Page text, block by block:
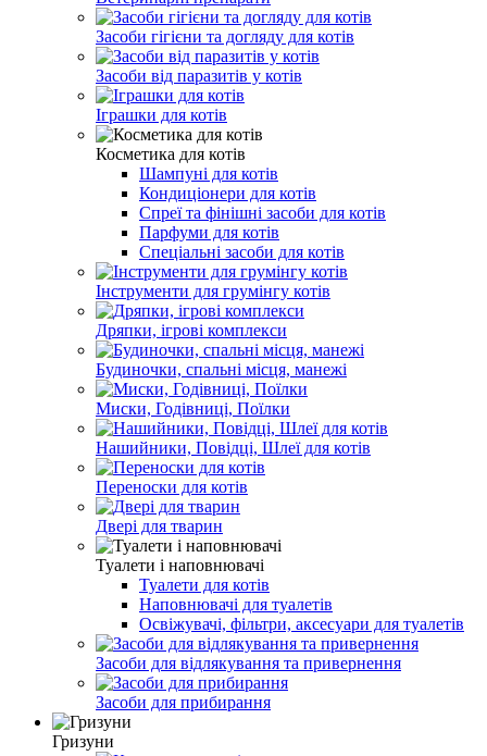
Засоби гігієни та догляду для котів
Засоби від паразитів у котів
Іграшки для котів
Косметика для котів
Шампуні для котів
Кондиціонери для котів
Спреї та фінішні засоби для котів
Парфуми для котів
Спеціальні засоби для котів
Інструменти для грумінгу котів
Дряпки, ігрові комплекси
Будиночки, спальні місця, манежі
Миски, Годівниці, Поїлки
Нашийники, Повідці, Шлеї для котів
Переноски для котів
Двері для тварин
Туалети і наповнювачі
Туалети для котів
Наповнювачі для туалетів
Освіжувачі, фільтри, аксесуари для туалетів
Засоби для відлякування та привернення
Засоби для прибирання
Гризуни